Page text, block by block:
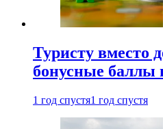
Туристу вместо
бонусные баллы
1 год спустя1 год спустя